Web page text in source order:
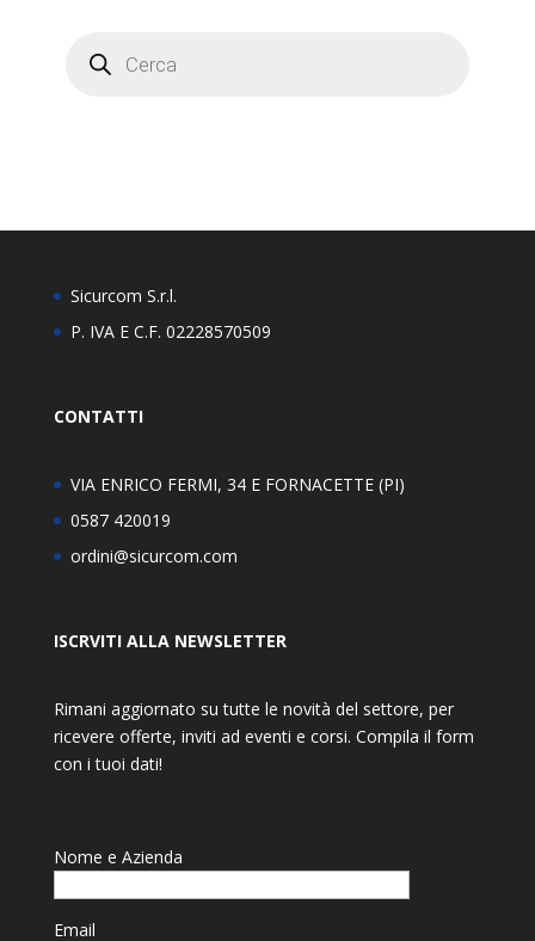
search
Sicurcom S.r.l.
P. IVA E C.F. 02228570509
CONTATTI
VIA ENRICO FERMI, 34 E FORNACETTE (PI)
0587 420019
ordini@sicurcom.com
ISCRVITI ALLA NEWSLETTER
Rimani aggiornato su tutte le novità del settore, per
ricevere offerte, inviti ad eventi e corsi. Compila il form
con i tuoi dati!
Nome e Azienda
Email